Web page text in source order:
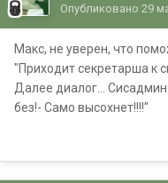
Опубликовано 29
Макс, не уверен, что
"Приходит секретарша к
Далее диалог...
без!- Само высохнет!!!!"